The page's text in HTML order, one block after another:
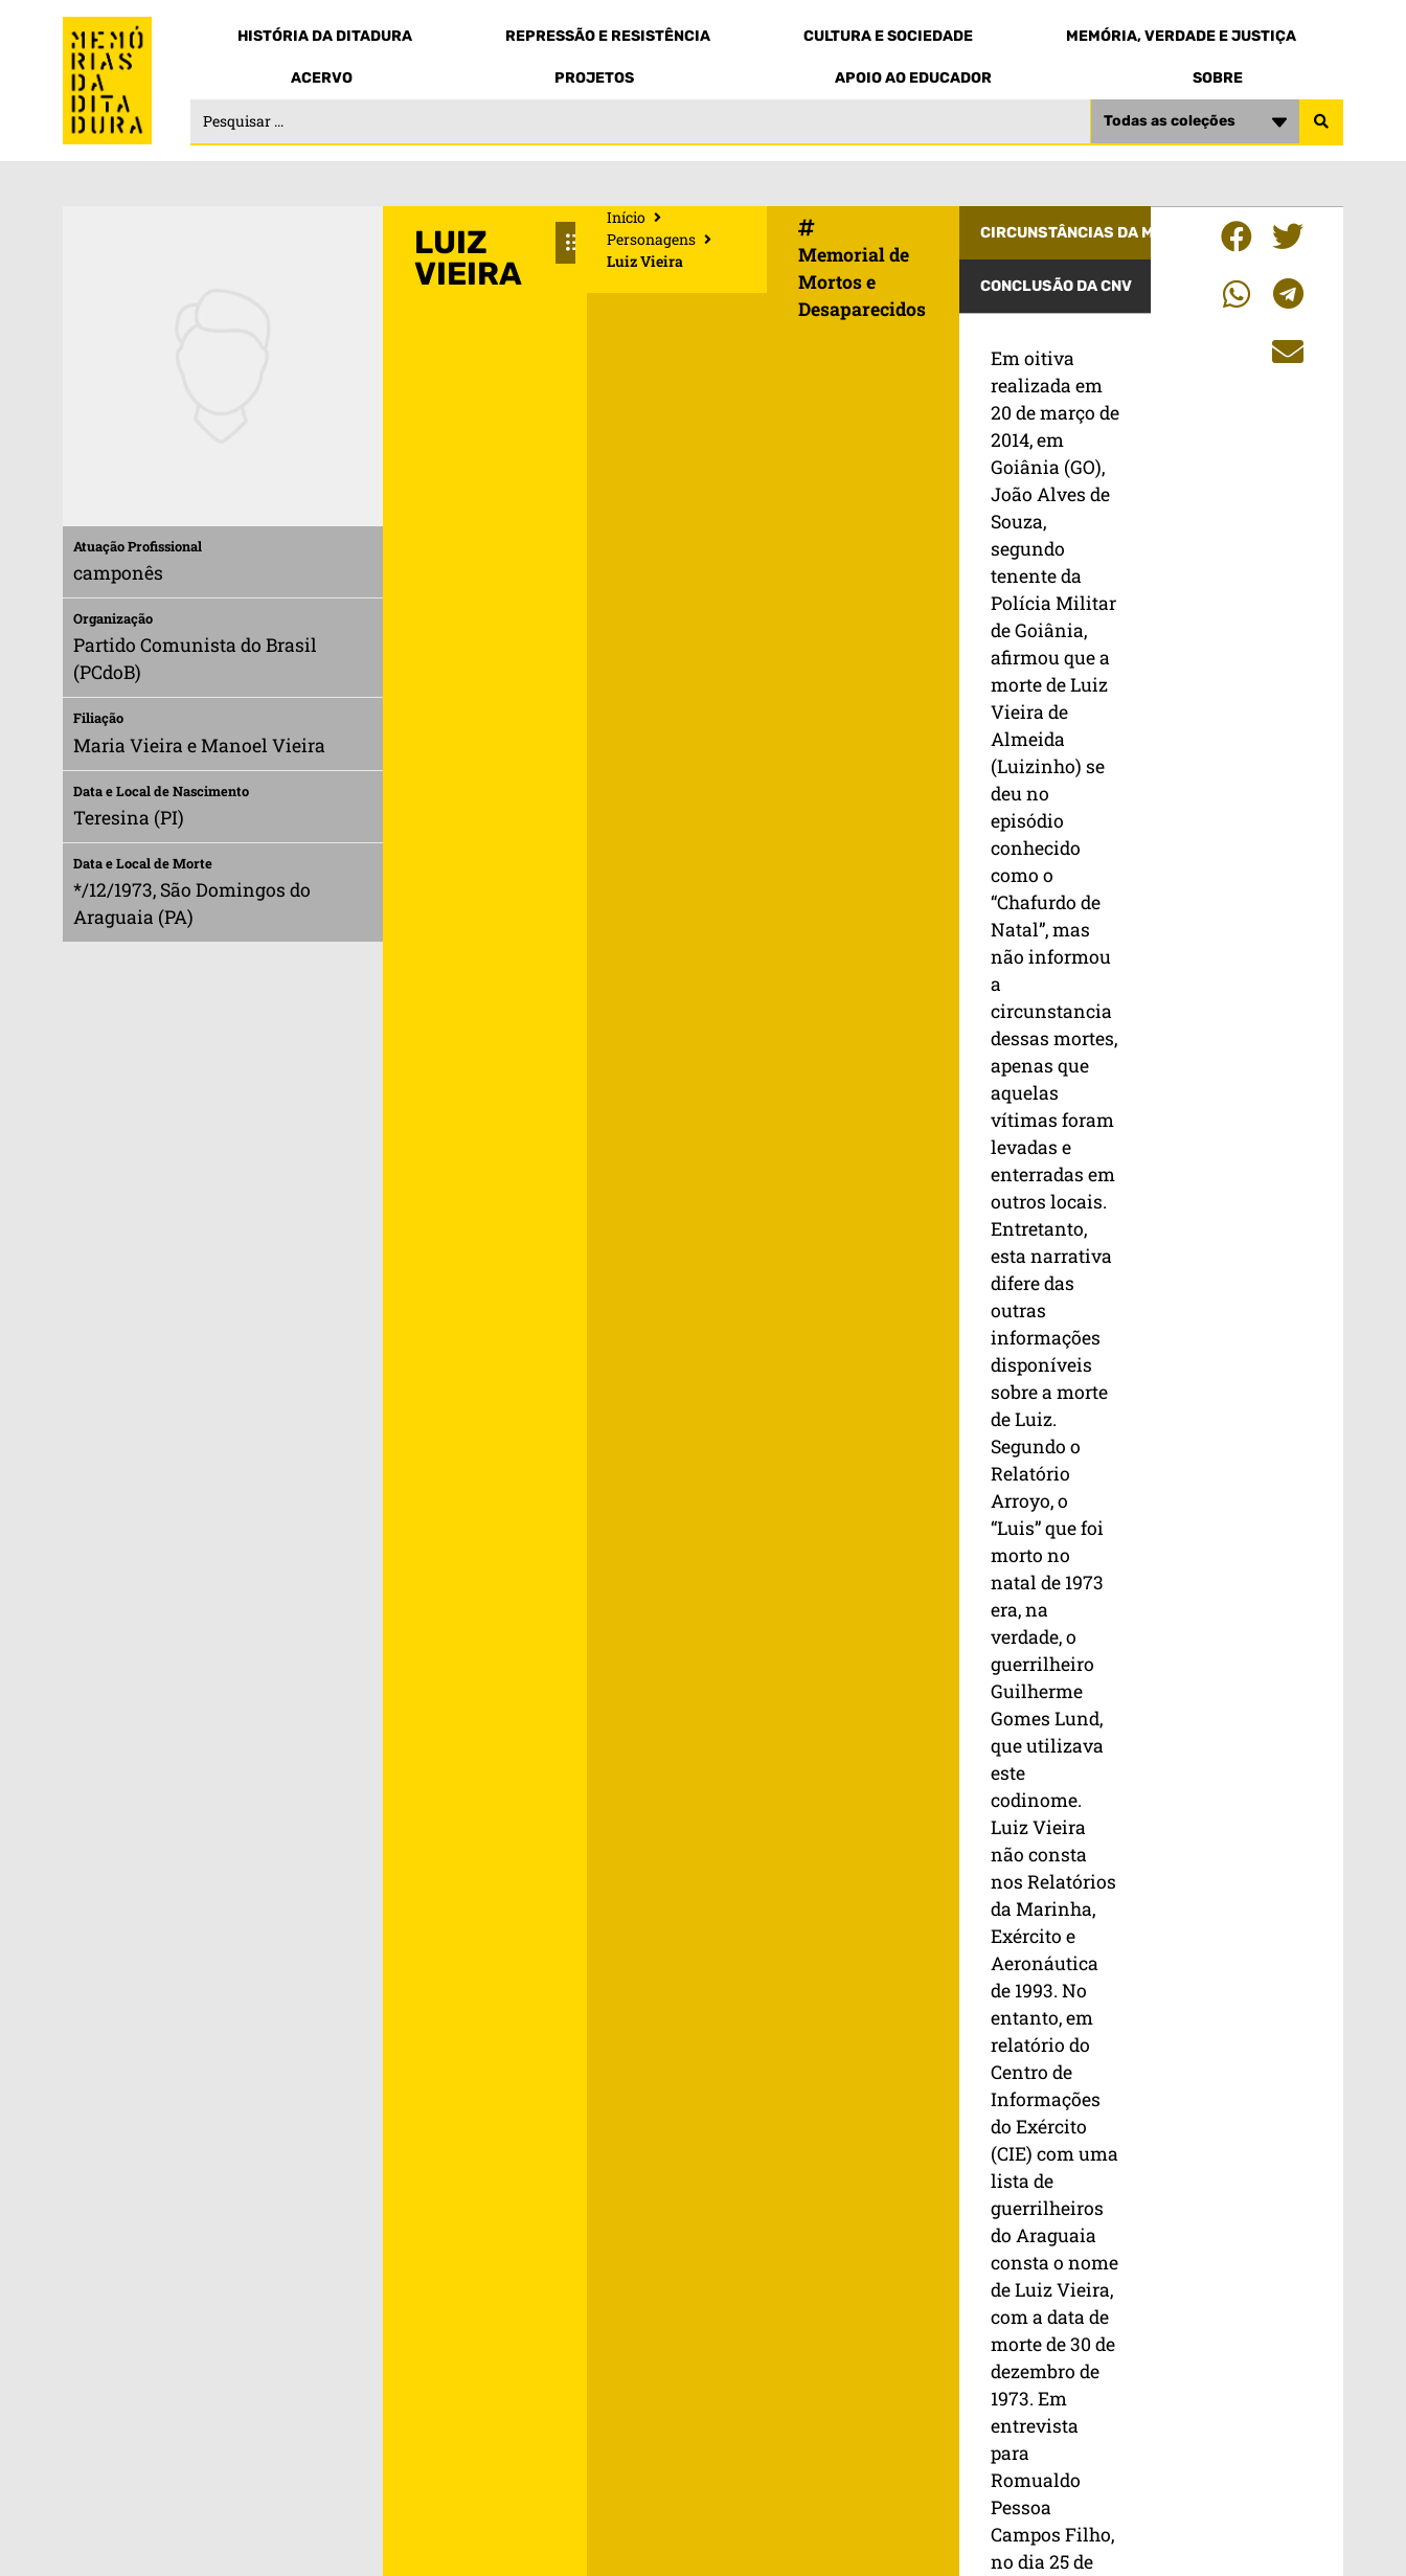
HISTÓRIA DA DITADURA REPRESSÃO E RESISTÊNCIA CULTURA E SOCIEDADE MEMÓRIA, VERDADE E JUSTIÇA
ACERVO PROJETOS APOIO AO EDUCADOR SOBRE
Todas as coleções
Atuação Profissional
camponês
Organização
Partido Comunista do Brasil
(PCdoB)
Filiação
Maria Vieira e Manoel Vieira
Data e Local de Nascimento
Teresina (PI)
Data e Local de Morte
*/12/1973, São Domingos do
Araguaia (PA)
LUIZ
VIEIRA
Início
Personagens
Luiz Vieira
Memorial de
Mortos e
Desaparecidos
CIRCUNSTÂNCIAS DA MORTE
CONCLUSÃO DA CNV
Em oitiva
realizada em
20 de março de
2014, em
Goiânia (GO),
João Alves de
Souza,
segundo
tenente da
Polícia Militar
de Goiânia,
afirmou que a
morte de Luiz
Vieira de
Almeida
(Luizinho) se
deu no
episódio
conhecido
como o
“Chafurdo de
Natal”, mas
não informou
a
circunstancia
dessas mortes,
apenas que
aquelas
vítimas foram
levadas e
enterradas em
outros locais.
Entretanto,
esta narrativa
difere das
outras
informações
disponíveis
sobre a morte
de Luiz.
Segundo o
Relatório
Arroyo, o
“Luis” que foi
morto no
natal de 1973
era, na
verdade, o
guerrilheiro
Guilherme
Gomes Lund,
que utilizava
este
codinome.
Luiz Vieira
não consta
nos Relatórios
da Marinha,
Exército e
Aeronáutica
de 1993. No
entanto, em
relatório do
Centro de
Informações
do Exército
(CIE) com uma
lista de
guerrilheiros
do Araguaia
consta o nome
de Luiz Vieira,
com a data de
morte de 30 de
dezembro de
1973. Em
entrevista
para
Romualdo
Pessoa
Campos Filho,
no dia 25 de